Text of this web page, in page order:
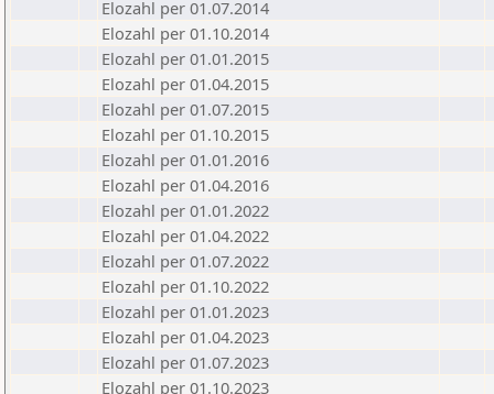
Elozahl per 01.07.2014
Elozahl per 01.10.2014
Elozahl per 01.01.2015
Elozahl per 01.04.2015
Elozahl per 01.07.2015
Elozahl per 01.10.2015
Elozahl per 01.01.2016
Elozahl per 01.04.2016
Elozahl per 01.01.2022
Elozahl per 01.04.2022
Elozahl per 01.07.2022
Elozahl per 01.10.2022
Elozahl per 01.01.2023
Elozahl per 01.04.2023
Elozahl per 01.07.2023
Elozahl per 01.10.2023